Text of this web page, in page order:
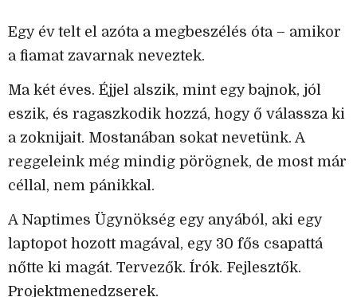
Egy év telt el azóta a megbeszélés óta – amikor
a fiamat zavarnak neveztek.
Ma két éves. Éjjel alszik, mint egy bajnok, jól
eszik, és ragaszkodik hozzá, hogy ő válassza ki
a zoknijait. Mostanában sokat nevetünk. A
reggeleink még mindig pörögnek, de most már
céllal, nem pánikkal.
A Naptimes Ügynökség egy anyából, aki egy
laptopot hozott magával, egy 30 fős csapattá
nőtte ki magát. Tervezők. Írók. Fejlesztők.
Projektmenedzserek.